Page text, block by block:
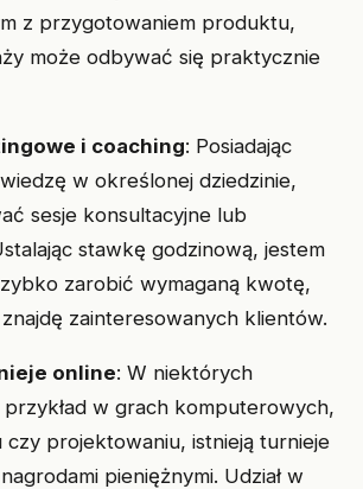
z przygotowaniem produktu,
może odbywać się praktycznie
i coaching: Posiadając
w określonej dziedzinie,
sesje konsultacyjne lub
stawkę godzinową, jestem
zarobić wymaganą kwotę,
zainteresowanych klientów.
online: W niektórych
przykład w grach komputerowych,
czy projektowaniu, istnieją turnieje
pieniężnymi. Udział w